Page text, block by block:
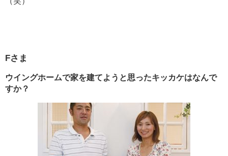
Fさま
ウイングホームで家を建てようと思ったキッカケはなんで
すか？